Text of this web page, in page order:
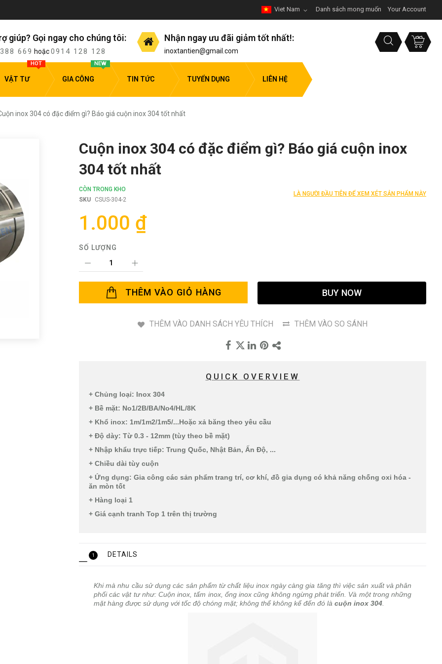
Danh sách mong muốn Your Account
Viet Nam
giúp? Gọi ngay cho chúng tôi:
669 hoặc0914 128 128
Nhận ngay ưu đãi giảm tốt nhất!:
inoxtantien@gmail.com
VẬT TƯ
HOT
GIA CÔNG
NEW
TIN TỨC TUYỂN DỤNG LIÊN HỆ
inox 304 có đặc điểm gì? Báo giá cuộn inox 304 tốt nhất
Cuộn inox 304 có đặc điểm gì? Báo giá cuộn inox
304 tốt nhất
CÒN TRONG KHO
SKU
CSUS-304-2
LÀ NGƯỜI ĐẦU TIÊN ĐỂ XEM XÉT SẢN PHẨM NÀY
1.000 ₫
SỐ LƯỢNG
THÊM VÀO GIỎ HÀNG BUY NOW
THÊM VÀO DANH SÁCH YÊU THÍCH THÊM VÀO SO SÁNH
QUICK OVERVIEW
+ Chủng loại: Inox 304
+ Bề mặt: No1/2B/BA/No4/HL/8K
+ Khổ inox: 1m/1m2/1m5/...Hoặc xả băng theo yêu cầu
+ Độ dày: Từ 0.3 - 12mm (tùy theo bề mặt)
+ Nhập khẩu trực tiếp: Trung Quốc, Nhật Bản, Ấn Độ, ...
+ Chiều dài tùy cuộn
+ Ứng dụng: Gia công các sản phẩm trang trí, cơ khí, đồ gia dụng có khả năng chống oxi hóa -
ăn mòn tốt
+ Hàng loại 1
+ Giá cạnh tranh Top 1 trên thị trường
1 DETAILS
Khi mà nhu cầu sử dụng các sản phẩm từ chất liệu inox ngày càng gia tăng thì việc sản xuất và phân
phối các vật tư như: Cuộn inox, tấm inox, ống inox cũng không ngừng phát triển. Và một trong những
mặt hàng được sử dụng với tốc độ chóng mặt; không thể không kể đến đó là cuộn inox 304.